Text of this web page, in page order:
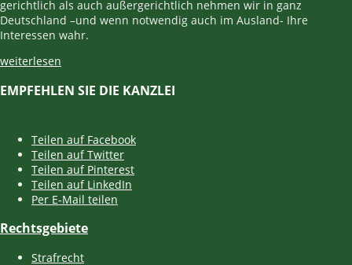
gerichtlich als auch außergerichtlich nehmen wir in ganz
Deutschland –und wenn notwendig auch im Ausland- Ihre
Interessen wahr.
weiterlesen
EMPFEHLEN SIE DIE KANZLEI
Teilen auf Facebook
Teilen auf Twitter
Teilen auf Pinterest
Teilen auf LinkedIn
Per E-Mail teilen
Rechtsgebiete
Strafrecht